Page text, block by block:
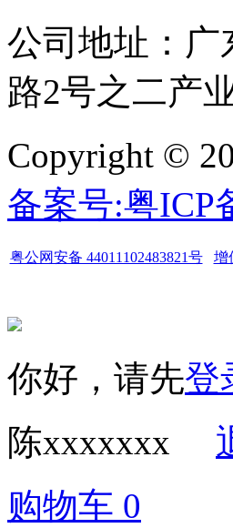
公司地址：广
路2号之二产
Copyright ©
备案号:粤ICP
粤公网安备 44011102483821号
增
你好，请先登
陈xxxxxxx
购物车 0